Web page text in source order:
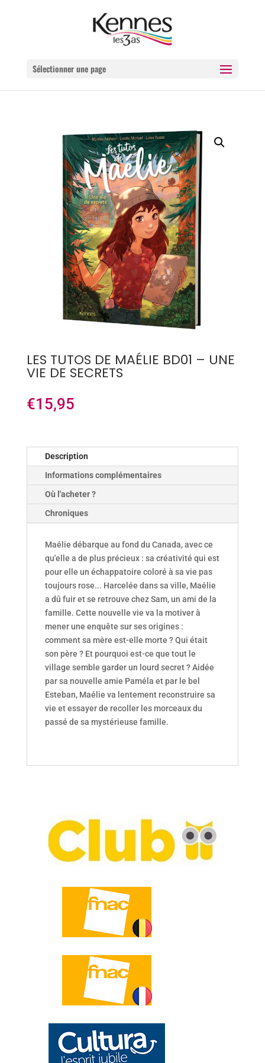
Sélectionner une page
LES TUTOS DE MAÉLIE BD01 – UNE
VIE DE SECRETS
€15,95
Description
Informations complémentaires
Où l'acheter ?
Chroniques
Maélie débarque au fond du Canada, avec ce
qu'elle a de plus précieux : sa créativité qui est
pour elle un échappatoire coloré à sa vie pas
toujours rose... Harcelée dans sa ville, Maélie
a dû fuir et se retrouve chez Sam, un ami de la
famille. Cette nouvelle vie va la motiver à
mener une enquête sur ses origines :
comment sa mère est-elle morte ? Qui était
son père ? Et pourquoi est-ce que tout le
village semble garder un lourd secret ? Aidée
par sa nouvelle amie Paméla et par le bel
Esteban, Maélie va lentement reconstruire sa
vie et essayer de recoller les morceaux du
passé de sa mystérieuse famille.